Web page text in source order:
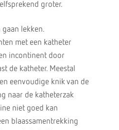
groter.
gaan lekken.
met een katheter
incontinent door
de katheter. Meestal
eenvoudige knik van de
naar de katheterzak
niet goed kan
blaassamentrekking